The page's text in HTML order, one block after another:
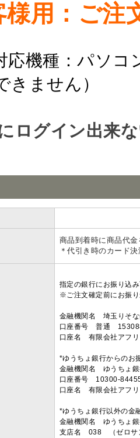
様用：ご注
応機種：パソ
きません）
ログイン出来
商品到着時に商品代
＊代引き時のカード
指定の銀行にお振り込
※ご注文確定前にお振
金融機関名 埼玉りそ
口座番号 普通
口座名 有限会社アフ
*ゆうちょ銀行からのお
金融機関名 ゆうちょ
口座番号 10300-
口座名 有限会社アフ
*ゆうちょ銀行以外の金
金融機関名 ゆうちょ
支店名 038 （ゼロサ